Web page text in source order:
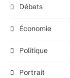
Débats
Économie
Politique
Portrait